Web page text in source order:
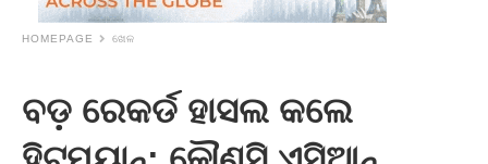
HOMEPAGE ଖେଳ
ବଡ଼ ରେକର୍ଡ ହାସଲ କଲେ